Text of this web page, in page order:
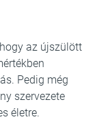
az újszülött
Pedig még
szervezete
életre.